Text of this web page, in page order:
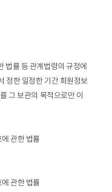
법률 등 관계법령의 규정에
정한 일정한 기간 회원정보
그 보관의 목적으로만 이
관한 법률
관한 법률